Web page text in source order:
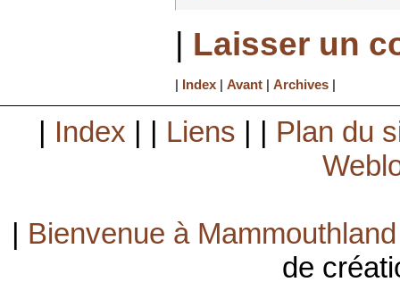
| Laisser un
| Index | Avant | Archives |
| Index | | Liens | | Plan du
| Bienvenue à Mammouthland
de